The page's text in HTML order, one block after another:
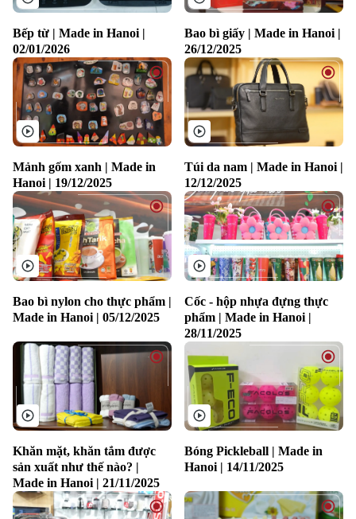
Chuyên mục
Thời sự
Bếp từ | Made in Hanoi |
02/01/2026
Bao bì giấy | Made in Hanoi |
26/12/2025
Mảnh gốm xanh | Made in
Hanoi | 19/12/2025
Túi da nam | Made in Hanoi |
12/12/2025
Bao bì nylon cho thực phẩm |
Made in Hanoi | 05/12/2025
Cốc - hộp nhựa đựng thực
phẩm | Made in Hanoi |
28/11/2025
Khăn mặt, khăn tắm được
sản xuất như thế nào? |
Made in Hanoi | 21/11/2025
Bóng Pickleball | Made in
Hanoi | 14/11/2025